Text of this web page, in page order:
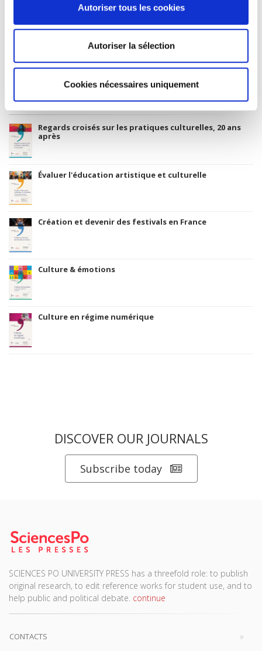
Autoriser tous les cookies
Autoriser la sélection
Cookies nécessaires uniquement
Title First Published
Subject Scheme Identifier Code
Thema subject category: Politics and government
Relatedtitles
Regards croisés sur les pratiques culturelles, 20 ans
après
Évaluer l'éducation artistique et culturelle
Création et devenir des festivals en France
Culture & émotions
Culture en régime numérique
DISCOVER OUR JOURNALS
Subscribe today
SCIENCES PO UNIVERSITY PRESS has a threefold role: to publish
original research, to edit reference works for student use, and to
help public and political debate. continue
CONTACTS